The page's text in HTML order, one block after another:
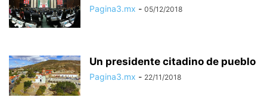
Pagina3.mx - 05/12/2018
Un presidente citadino de pueblo
Pagina3.mx - 22/11/2018